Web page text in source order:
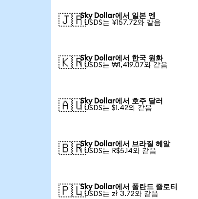
🇯🇵Sky Dollar에서 일본 엔
1 USDS는 ¥157.72와 같음
🇰🇷Sky Dollar에서 한국 원화
1 USDS는 ₩1,419.07와 같음
🇦🇺Sky Dollar에서 호주 달러
1 USDS는 $1.42와 같음
🇧🇷Sky Dollar에서 브라질 헤알
1 USDS는 R$5.14와 같음
🇵🇱Sky Dollar에서 폴란드 즐로티
1 USDS는 zł 3.72와 같음